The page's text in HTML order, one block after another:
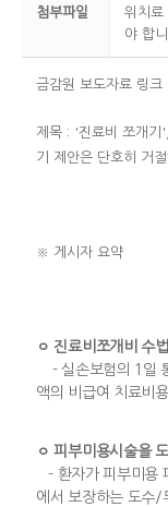
첨부파일
위치료
야 합
금감원 보도자료 링크
제목 : '진료비 쪼개
기 제안은 단호히 거
※ 게시자 요약
ㅇ 진료비쪼개비 수법
- 실손보험의 1일
액의 비급여 치료비
ㅇ 피부미용시술을
- 환자가 피부미용
에서 보장하는 도수/